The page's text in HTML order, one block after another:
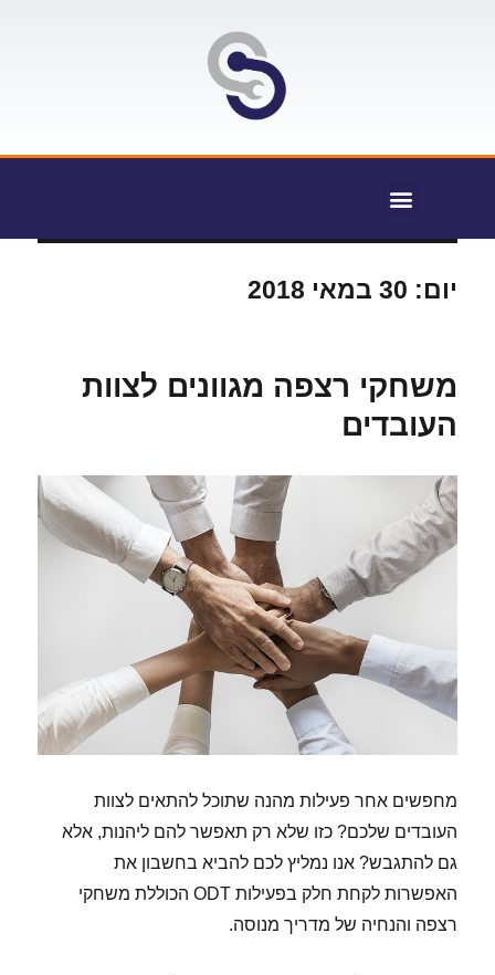
יום: 30 במאי 2018
משחקי רצפה מגוונים לצוות
העובדים
מחפשים אחר פעילות מהנה שתוכל להתאים לצוות
העובדים שלכם? כזו שלא רק תאפשר להם ליהנות, אלא
גם להתגבש? אנו נמליץ לכם להביא בחשבון את
האפשרות לקחת חלק בפעילות ODT הכוללת משחקי
רצפה והנחיה של מדריך מנוסה.